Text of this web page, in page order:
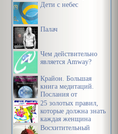
подсознания
Дети с небес
Палач
Чем действительно
является Amway?
Крайон. Большая
книга медитаций.
Послания от
Источника
25 золотых правил,
которые должна знать
каждая женщина
Восхитительный